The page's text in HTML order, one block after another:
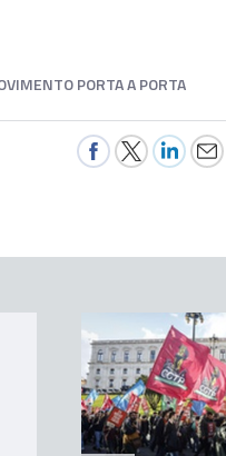
PORTA A PORTA